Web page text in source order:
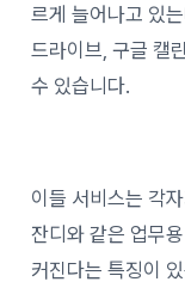
르게 늘어나고 있
드라이브, 구글 캘
수 있습니다.
이들 서비스는 각
잔디와 같은 업무
커진다는 특징이